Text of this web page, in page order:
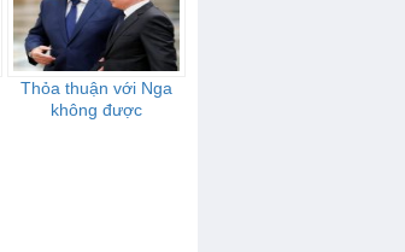
Thỏa thuận với Nga
không được